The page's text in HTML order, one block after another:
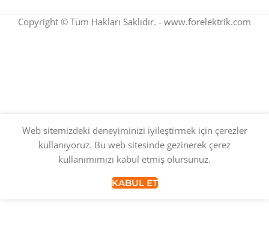
Copyright © Tüm Hakları Saklıdır. - www.forelektrik.com
Web sitemizdeki deneyiminizi iyileştirmek için çerezler
kullanıyoruz. Bu web sitesinde gezinerek çerez
kullanımımızı kabul etmiş olursunuz.
KABUL ET